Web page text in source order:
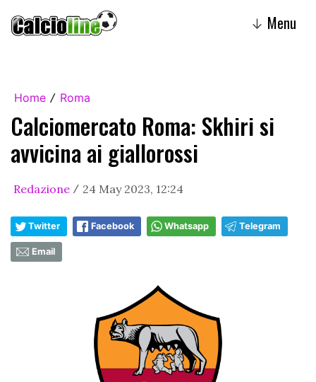
↓ Menu
Home / Roma
Calciomercato Roma: Skhiri si
avvicina ai giallorossi
Redazione / 24 May 2023, 12:24
Twitter Facebook Whatsapp Telegram
Email